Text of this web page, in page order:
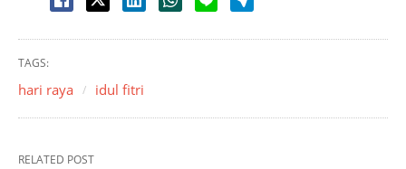
TAGS:
hari raya idul fitri
RELATED POST